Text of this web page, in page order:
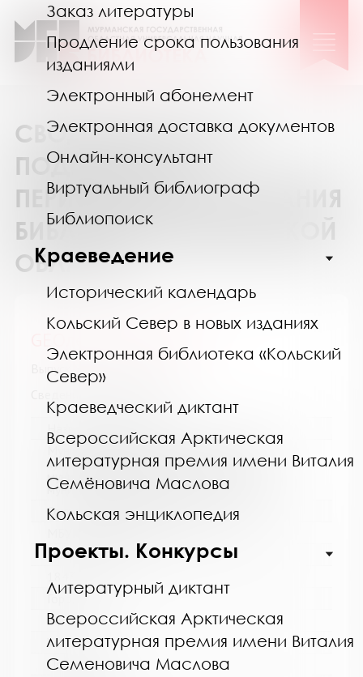
Заказ литературы
Продление срока пользования
изданиями
Электронный абонемент
Электронная доставка документов
Онлайн-консультант
Виртуальный библиограф
Библиопоиск
Краеведение
Исторический календарь
Кольский Север в новых изданиях
Электронная библиотека «Кольский
Север»
Краеведческий диктант
Всероссийская Арктическая
литературная премия имени Виталия
Семёновича Маслова
Кольская энциклопедия
Проекты. Конкурсы
Литературный диктант
Всероссийская Арктическая
литературная премия имени Виталия
Семеновича Маслова
СВОДНЫЙ КАТАЛОГ
ПОДПИСКИ НА
ПЕРИОДИЧЕСКИЕ ИЗДАНИЯ
БИБЛИОТЕК МУРМАНСКОЙ
ОБЛАСТИ
GEOленок / ГЕОленок
Выпуск №10 от 2014 года
Название библиотеки:
Муниципальное бюджетное учреждение
культуры "Кольская детская библиотека"
муниципального образования Кольский
муниципальный округ Мурманской области
Сокращенное название:
Почтовый индекс:
Город:
Кола
Улица, дом:
Победы, 7